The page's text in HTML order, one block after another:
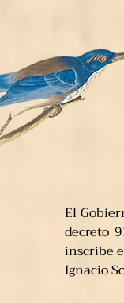
El
decreto
inscribe
Ignacio